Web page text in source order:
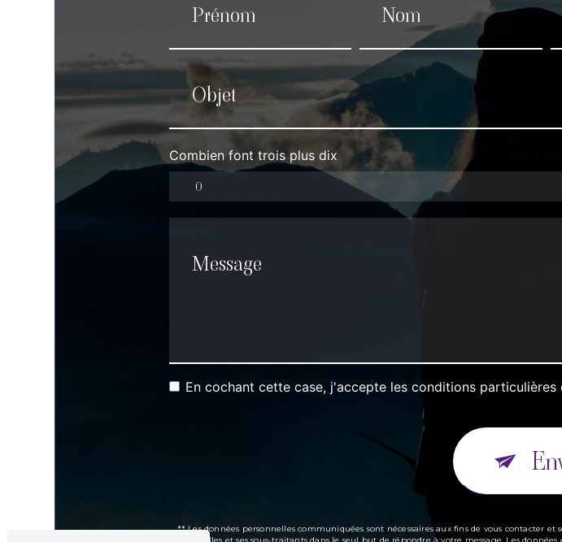
Combien font trois plus dix
En cochant cette case, j'accepte les conditions particulières
** Les données personnelles communiquées sont nécessaires aux fins de vous contacter